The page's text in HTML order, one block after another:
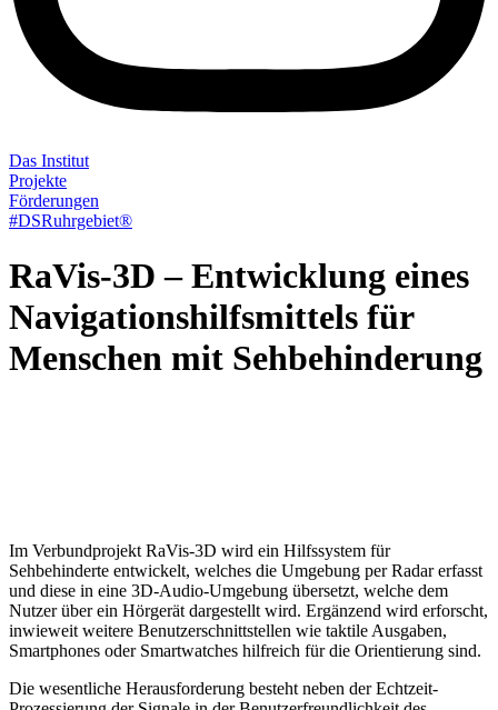
Das Institut
Projekte
Förderungen
#DSRuhrgebiet®
RaVis-3D – Entwicklung eines
Navigationshilfsmittels für
Menschen mit Sehbehinderung
Im Verbundprojekt RaVis-3D wird ein Hilfssystem für
Sehbehinderte entwickelt, welches die Umgebung per Radar erfasst
und diese in eine 3D-Audio-Umgebung übersetzt, welche dem
Nutzer über ein Hörgerät dargestellt wird. Ergänzend wird erforscht,
inwieweit weitere Benutzerschnittstellen wie taktile Ausgaben,
Smartphones oder Smartwatches hilfreich für die Orientierung sind.
Die wesentliche Herausforderung besteht neben der Echtzeit-